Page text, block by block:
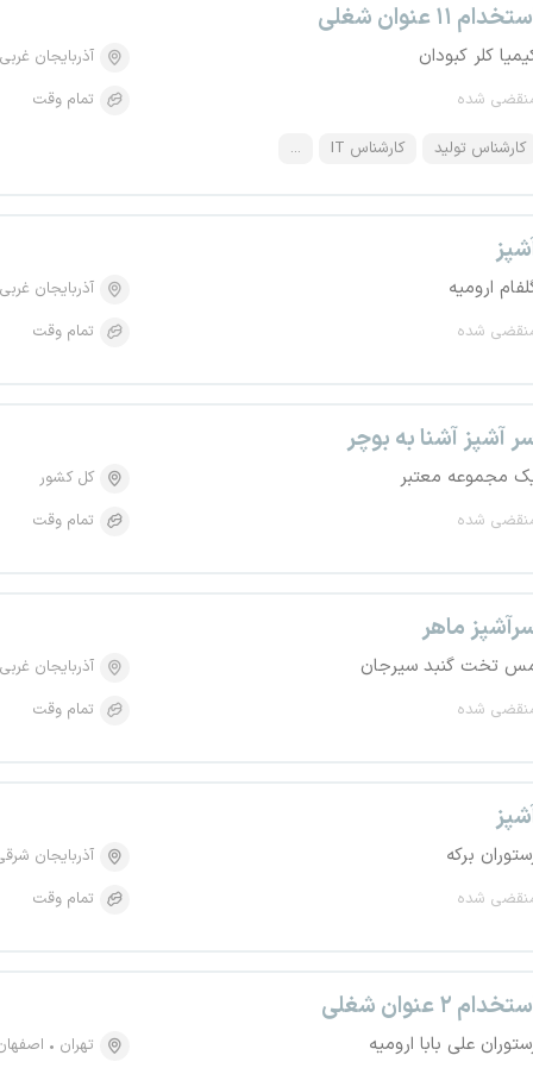
۱۱ عنوان شغلی
کلر کبودان
شده
آذربایجان غربی
تمام وقت
کارشناس تولید کارشناس IT ...
ارومیه
شده
آذربایجان غربی
تمام وقت
آشپز آشنا به بوچر
مجموعه معتبر
شده
کل کشور
تمام وقت
ماهر
تخت گنبد سیرجان
شده
آذربایجان غربی
تمام وقت
برکه
شده
آذربایجان
تمام وقت
۲ عنوان شغلی
علی بابا ارومیه تهران